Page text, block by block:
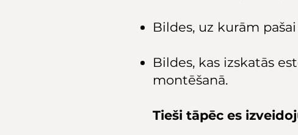
Bildes, uz kurām
Bildes, kas izskatās
montēšanā.
Tieši tāpēc es